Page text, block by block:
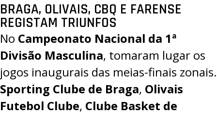
BRAGA, OLIVAIS, CBQ E FARENSE
REGISTAM TRIUNFOS
No Campeonato Nacional da 1ª
Divisão Masculina, tomaram lugar os
jogos inaugurais das meias-finais zonais.
Sporting Clube de Braga, Olivais
Futebol Clube, Clube Basket de